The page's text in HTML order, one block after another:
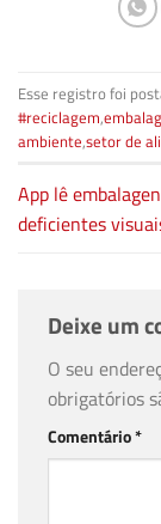
Esse registro foi
#reciclagem,
ambiente,setor de
App lê
deficientes
Deixe um
O seu
obrigatórios
Comentário*